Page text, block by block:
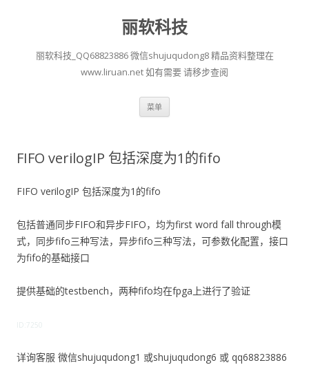
丽软科技
丽软科技_QQ68823886 微信shujuqudong8 精品资料整理在
www.liruan.net 如有需要 请移步查阅
菜单
FIFO verilogIP 包括深度为1的fifo
FIFO verilogIP 包括深度为1的fifo
包括普通同步FIFO和异步FIFO，均为first word fall through模
式，同步fifo三种写法，异步fifo三种写法，可参数化配置，接口
为fifo的基础接口
提供基础的testbench，两种fifo均在fpga上进行了验证
ID:7250
详询客服 微信shujuqudong1 或shujuqudong6 或 qq68823886